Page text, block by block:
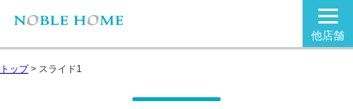
他店舗
トップ> スライド1